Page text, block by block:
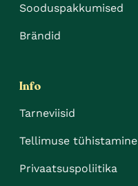
Sooduspakkumised
Brändid
Info
Tarneviisid
Tellimuse tühistamine
Privaatsuspoliitika